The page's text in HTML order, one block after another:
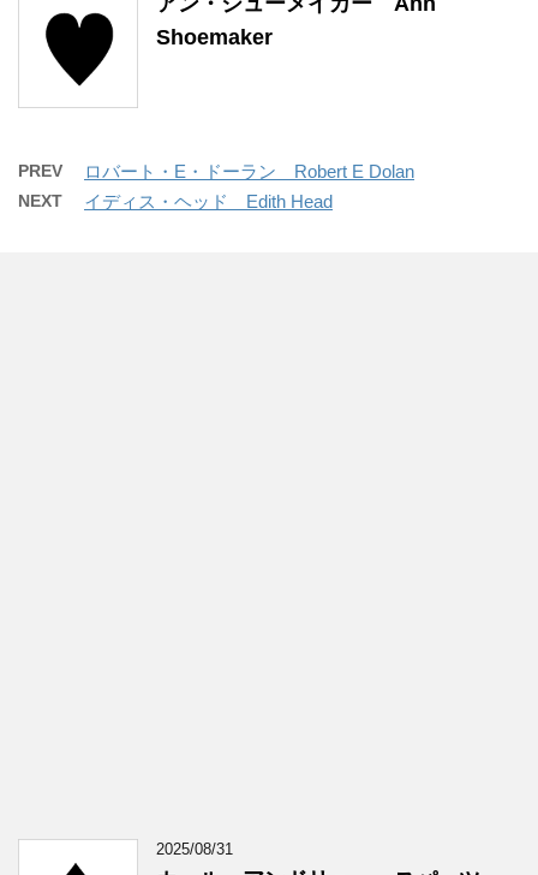
Shoemaker
PREV ロバート・E・ドーラン Robert E Dolan
NEXT イディス・ヘッド Edith Head
2025/08/31